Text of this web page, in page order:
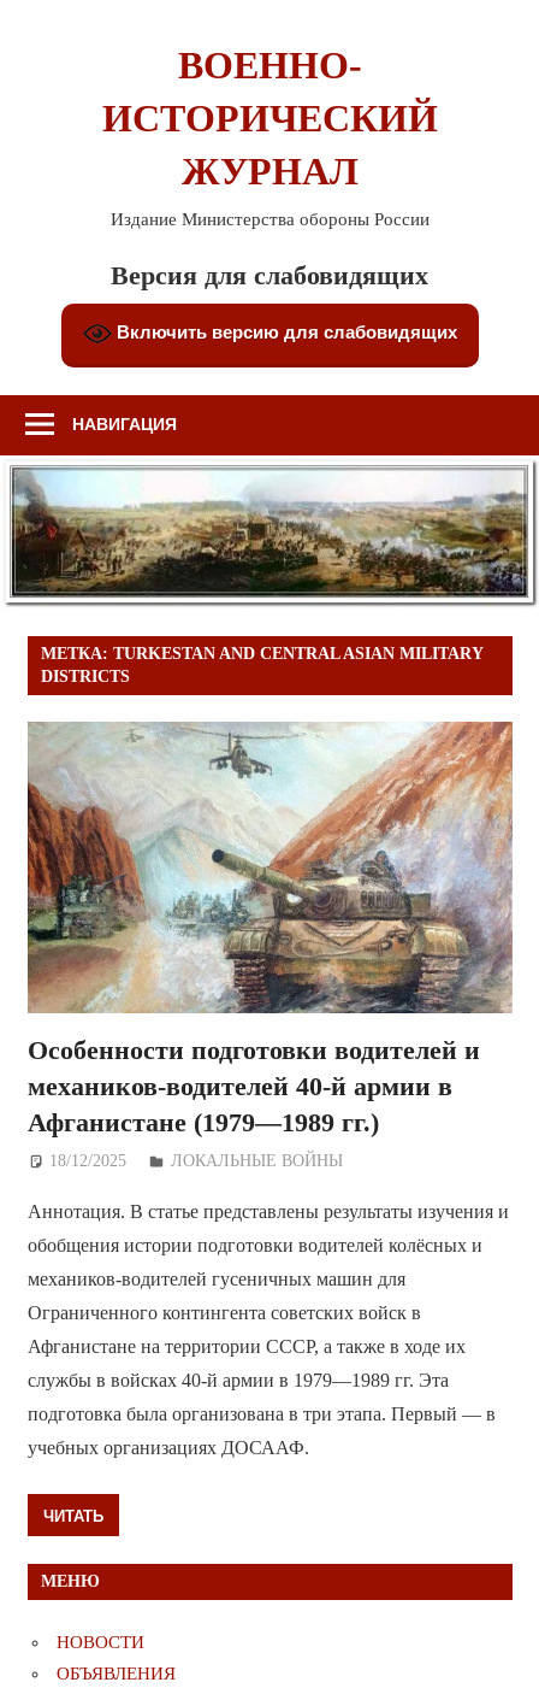
ВОЕННО-
ИСТОРИЧЕСКИЙ
ЖУРНАЛ
Издание Министерства обороны России
Версия для слабовидящих
Включить версию для слабовидящих
НАВИГАЦИЯ
МЕТКА: TURKESTAN AND CENTRAL ASIAN MILITARY
DISTRICTS
Особенности подготовки водителей и
механиков-водителей 40-й армии в
Афганистане (1979—1989 гг.)
18/12/2025 Дежурный по Редакции
ЛОКАЛЬНЫЕ ВОЙНЫ
Аннотация. В статье представлены результаты изучения и
обобщения истории подготовки водителей колёсных и
механиков-водителей гусеничных машин для
Ограниченного контингента советских войск в
Афганистане на территории СССР, а также в ходе их
службы в войсках 40-й армии в 1979—1989 гг. Эта
подготовка была организована в три этапа. Первый — в
учебных организациях ДОСААФ.
ЧИТАТЬ
МЕНЮ
НОВОСТИ
ОБЪЯВЛЕНИЯ